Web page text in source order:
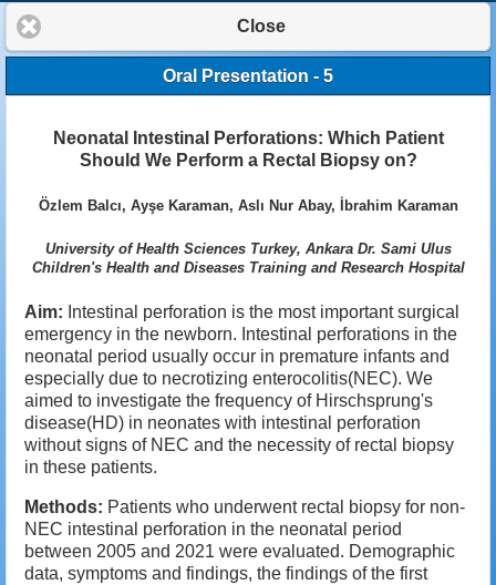
Close
Oral Presentation - 5
Neonatal Intestinal Perforations: Which Patient
Should We Perform a Rectal Biopsy on?
Özlem Balcı, Ayşe Karaman, Aslı Nur Abay, İbrahim Karaman
University of Health Sciences Turkey, Ankara Dr. Sami Ulus
Children's Health and Diseases Training and Research Hospital
Aim: Intestinal perforation is the most important surgical
emergency in the newborn. Intestinal perforations in the
neonatal period usually occur in premature infants and
especially due to necrotizing enterocolitis(NEC). We
aimed to investigate the frequency of Hirschsprung's
disease(HD) in neonates with intestinal perforation
without signs of NEC and the necessity of rectal biopsy
in these patients.
Methods: Patients who underwent rectal biopsy for non-
NEC intestinal perforation in the neonatal period
between 2005 and 2021 were evaluated. Demographic
data, symptoms and findings, the findings of the first